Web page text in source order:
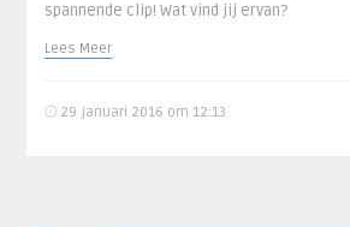
spannende clip! Wat vind jij ervan?
Lees Meer
29 januari 2016 om 12:13